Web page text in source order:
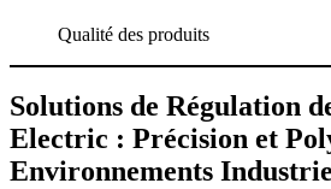
Qualité des produits
Solutions de Régulation
Electric : Précision et
Environnements